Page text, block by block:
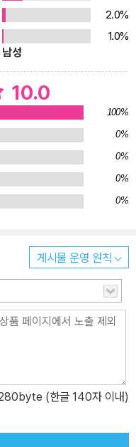
이번에 처음 소개되었다.
속 하늘에서 별이 반짝이고
래서 수업시간마다 교실 맨
하지만 그림 솜씨만큼은 그
는 그림을 대신 그려 주는
화지를 빌린다. 어려운 집
때문이다. 그런데 페르코가
감이 없어지고 만다. 페르
츠는 자신은 결백하다며
한 수위 아저씨가 가르쳐
어 즙을 짜서 병 속에 담는
성된다. 하지만 참하늘빛
마법 물감이다. 도화지에
까?’ 페르코는 그렇게 생각
를 구부리고 그림을 내려다
밖의 광경이 펼쳐졌다. 그
2.0%
1.0%
남성
10.0
100%
0%
0%
0%
0%
게시물 운영 원칙
(한글 140자 이내)